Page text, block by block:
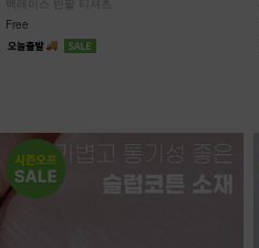
백레이스 반팔 티셔츠
Free